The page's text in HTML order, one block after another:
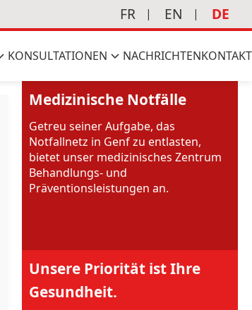
FR EN DE
KONSULTATIONEN NACHRICHTENKONTAKT
Medizinische Notfälle
Getreu seiner Aufgabe, das
Notfallnetz in Genf zu entlasten,
bietet unser medizinisches Zentrum
Behandlungs- und
Präventionsleistungen an.
Unsere Priorität ist Ihre
Gesundheit.